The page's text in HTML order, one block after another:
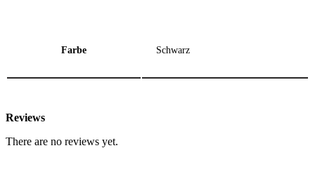
Farbe Schwarz
Reviews
There are no reviews yet.